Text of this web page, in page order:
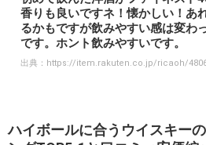
香りも良いですネ！懐かしい！あ
るかもですが飲みやすい感は変わ
です。ホント飲みやすいです。
出典： https://item.rakuten.co.jp/ricaoh/
ハイボールに合うウイスキー